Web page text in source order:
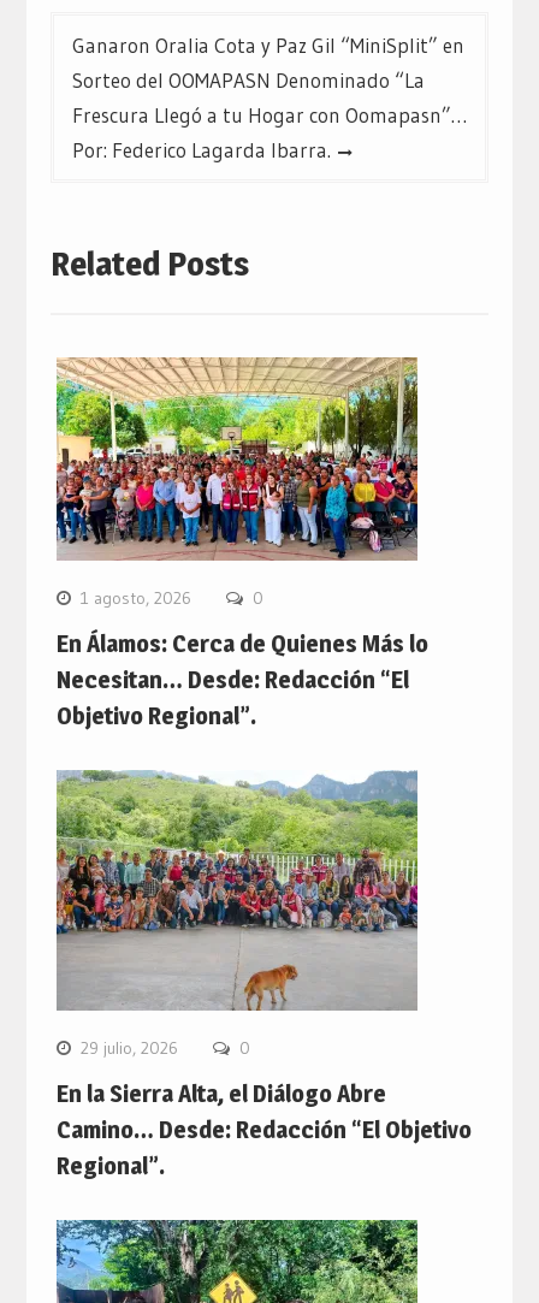
Ganaron Oralia Cota y Paz Gil “MiniSplit” en
Sorteo del OOMAPASN Denominado “La
Frescura Llegó a tu Hogar con Oomapasn”…
Por: Federico Lagarda Ibarra.
Related Posts
1 agosto, 2026 0
En Álamos: Cerca de Quienes Más lo
Necesitan… Desde: Redacción “El
Objetivo Regional”.
29 julio, 2026 0
En la Sierra Alta, el Diálogo Abre
Camino… Desde: Redacción “El Objetivo
Regional”.